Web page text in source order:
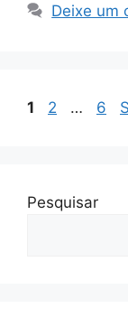
Deixe um
Página
1 Página
2 … 6
Pesquisar